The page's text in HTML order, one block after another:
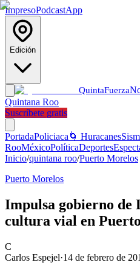
ImpresoPodcastApp
Edición
QuintaFuerza
Quintana Roo
Suscríbete gratis
PortadaPoliciaca 🌀 Huracanes
RooMéxicoPolíticaDeportes
Inicio/quintana roo/Puerto Morelos
Puerto Morelos
Impulsa gobierno de
cultura vial en
C
Carlos Espejel·14 de febrero de